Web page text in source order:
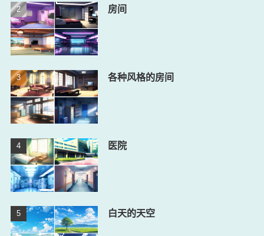
房间
各种风格的房间
医院
白天的天空